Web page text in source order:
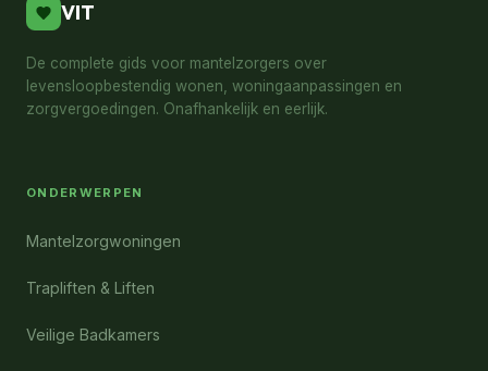
VIT
De complete gids voor mantelzorgers over
levensloopbestendig wonen, woningaanpassingen en
zorgvergoedingen. Onafhankelijk en eerlijk.
ONDERWERPEN
Mantelzorgwoningen
Trapliften & Liften
Veilige Badkamers